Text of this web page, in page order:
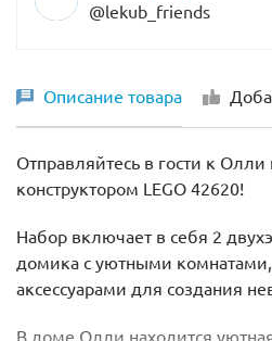
@lekub_friends
Описание товара
Отправляйтесь в гости к
конструктором LEGO 42620!
Набор включает в себя 2
домика с уютными
аксессуарами для создания
В доме Олли находится